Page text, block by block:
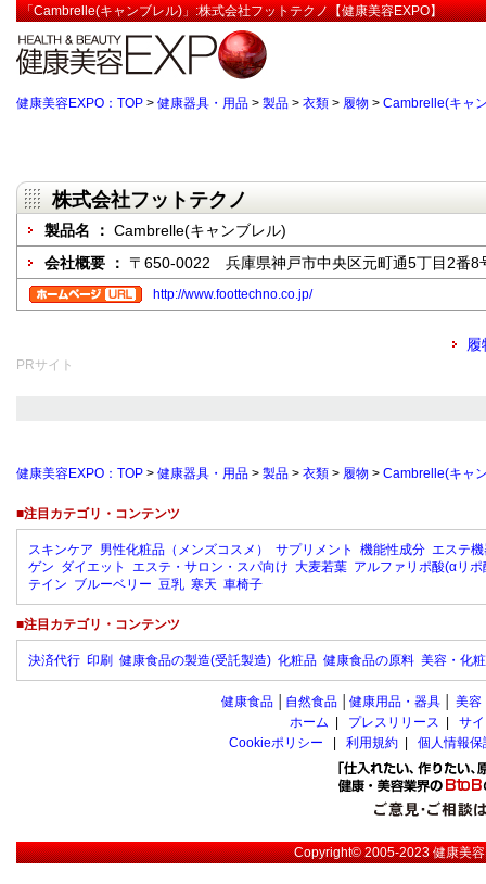
「Cambrelle(キャンブレル)」:株式会社フットテクノ【健康美容EXPO】
健康美容EXPO：TOP > 健康器具・用品 > 製品 > 衣類 > 履物 > Cambrelle(キャ
株式会社フットテクノ
製品名 ： Cambrelle(キャンブレル)
会社概要 ： 〒650-0022 兵庫県神戸市中央区元町通5丁目2番8
http://www.foottechno.co.jp/
履
PRサイト
健康美容EXPO：TOP > 健康器具・用品 > 製品 > 衣類 > 履物 > Cambrelle(キャ
■注目カテゴリ・コンテンツ
スキンケア 男性化粧品（メンズコスメ） サプリメント 機能性成分 エステ
ゲン ダイエット エステ・サロン・スパ向け 大麦若葉 アルファリポ酸(αリポ
テイン ブルーベリー 豆乳 寒天 車椅子
■注目カテゴリ・コンテンツ
決済代行 印刷 健康食品の製造(受託製造) 化粧品 健康食品の原料 美容・化
健康食品 自然食品 健康用品・器具 美容
ホーム
プレスリリース
サ
Cookieポリシー
利用規約 個人情報
Copyright© 2005-2023健康美